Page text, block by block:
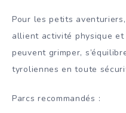
Pour les petits
allient activité physique
peuvent grimper,
tyroliennes en toute
Parcs recommandés :